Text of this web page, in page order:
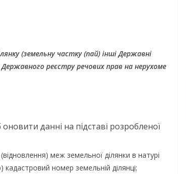
(земельну частку (пай) інші Державні
реєстру речових прав на нерухоме
данні на підставі розробленої
меж земельної ділянки в натурі
кадастровий номер земельній ділянці;